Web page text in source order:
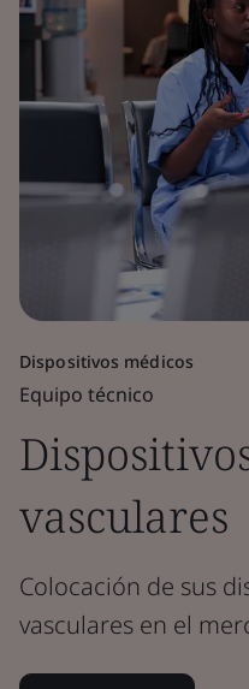
Dispositivos médicos
Equipo técnico
vasculares
Colocación de sus
vasculares en el